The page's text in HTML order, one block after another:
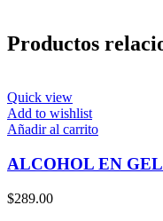
Productos
Quick view
Add to wishlist
Añadir al carrito
ALCOHOL EN
$289.00